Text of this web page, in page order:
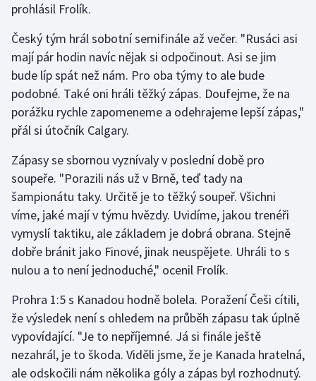
Motorsport
Olympijské hry
Parasport
Plážový volejbal
Ragby
Rychlobruslení
Short track
Sportovní střelba
prohlásil Frolík.
Český tým hrál sobotní semifinále až večer. "Rusáci asi
mají pár hodin navíc nějak si odpočinout. Asi se jim
bude líp spát než nám. Pro oba týmy to ale bude
podobné. Také oni hráli těžký zápas. Doufejme, že na
porážku rychle zapomeneme a odehrajeme lepší zápas,"
přál si útočník Calgary.
Zápasy se sbornou vyznívaly v poslední době pro
soupeře. "Porazili nás už v Brně, teď tady na
šampionátu taky. Určitě je to těžký soupeř. Všichni
víme, jaké mají v týmu hvězdy. Uvidíme, jakou trenéři
vymyslí taktiku, ale základem je dobrá obrana. Stejně
dobře bránit jako Finové, jinak neuspějete. Uhráli to s
nulou a to není jednoduché," ocenil Frolík.
Prohra 1:5 s Kanadou hodně bolela. Poražení Češi cítili,
že výsledek není s ohledem na průběh zápasu tak úplně
vypovídající. "Je to nepříjemné. Já si finále ještě
nezahrál, je to škoda. Viděli jsme, že je Kanada hratelná,
ale odskočili nám několika góly a zápas byl rozhodnutý.